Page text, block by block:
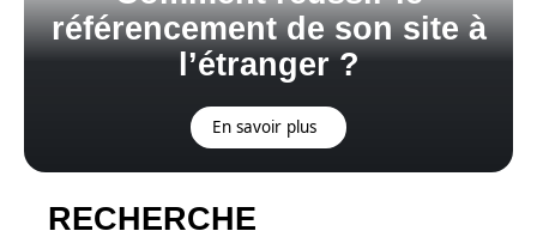
référencement de son site à
l’étranger ?
En savoir plus
RECHERCHE